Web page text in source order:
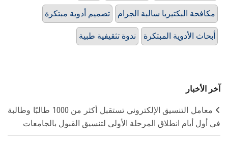
تصميم أدوية مبتكرة مكافحة البكتيريا سالبة الجرام
ندوة تثقيفية طبية أبحاث الأدوية المبتكرة
آخر الأخبار
معامل التنسيق الإلكتروني تستقبل أكثر من 1000 طالبًا وطالبة
في أول أيام انطلاق المرحلة الأولى لتنسيق القبول بالجامعات